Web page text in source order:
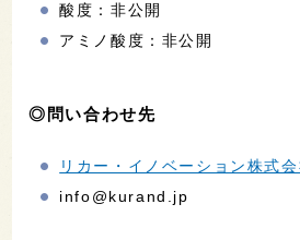
酸度：非公開
アミノ酸度：非公開
◎問い合わせ先
リカー・イノベーション株式会
info@kurand.jp